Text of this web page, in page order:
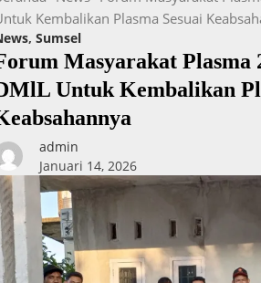
Kembalikan Plasma Sesuai
, Sumsel
Masyarakat Plasma
Untuk Kembalikan
admin
Januari 14, 2026